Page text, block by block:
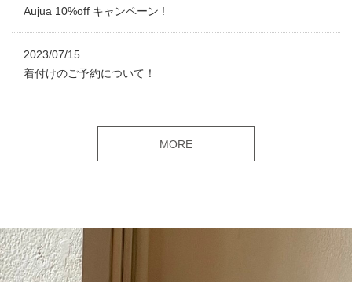
Aujua 10%off キャンペーン !
2023/07/15
着付けのご予約について！
MORE